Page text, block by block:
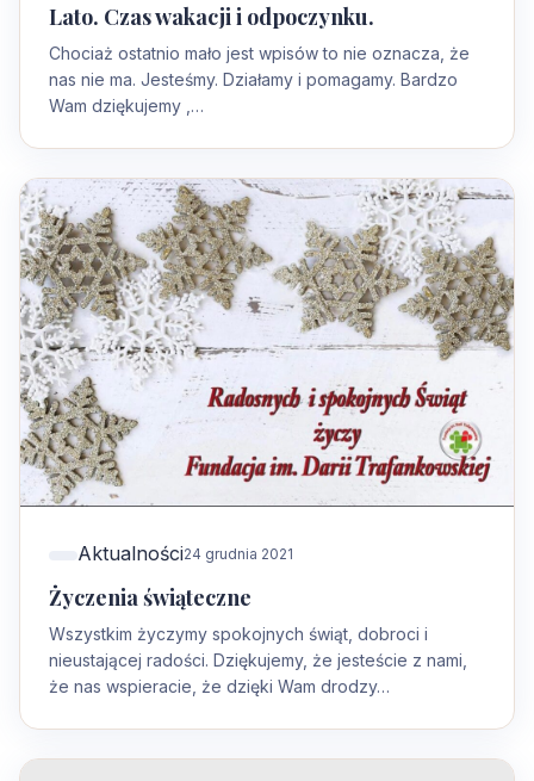
Lato. Czas wakacji i odpoczynku.
Chociaż ostatnio mało jest wpisów to nie oznacza, że
nas nie ma. Jesteśmy. Działamy i pomagamy. Bardzo
Wam dziękujemy ,…
Aktualności24 grudnia 2021
Życzenia świąteczne
Wszystkim życzymy spokojnych świąt, dobroci i
nieustającej radości. Dziękujemy, że jesteście z nami,
że nas wspieracie, że dzięki Wam drodzy…